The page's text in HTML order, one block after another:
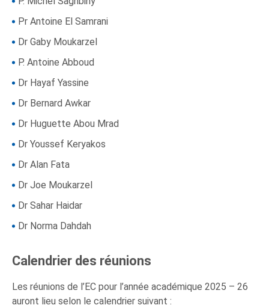
Pr Antoine El Samrani
Dr Gaby Moukarzel
P. Antoine Abboud
Dr Hayaf Yassine
Dr Bernard Awkar
Dr Huguette Abou Mrad
Dr Youssef Keryakos
Dr Alan Fata
Dr Joe Moukarzel
Dr Sahar Haidar
Dr Norma Dahdah
Calendrier des réunions
Les réunions de l’EC pour l’année académique 2025 – 26
auront lieu selon le calendrier suivant :